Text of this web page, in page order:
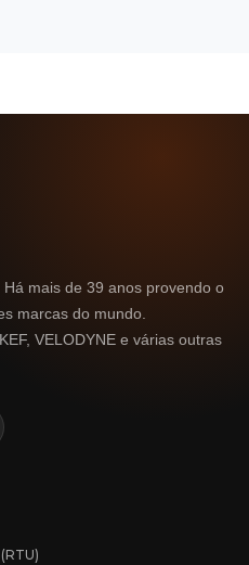
mais de 39 anos provendo o
marcas do mundo.
VELODYNE e várias outras